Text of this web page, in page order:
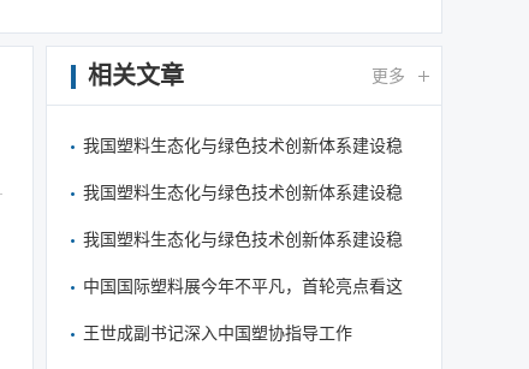
相关文章 更多
我国塑料生态化与绿色技术创新体系建设稳
我国塑料生态化与绿色技术创新体系建设稳
我国塑料生态化与绿色技术创新体系建设稳
中国国际塑料展今年不平凡，首轮亮点看这
王世成副书记深入中国塑协指导工作